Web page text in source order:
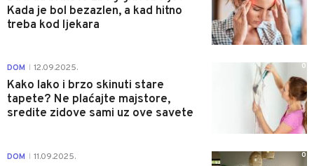
Kada je bol bezazlen, a kad hitno
treba kod ljekara
DOM 12.09.2025.
Kako lako i brzo skinuti stare
tapete? Ne plaćajte majstore,
sredite zidove sami uz ove savete
0
DOM 11.09.2025. 0